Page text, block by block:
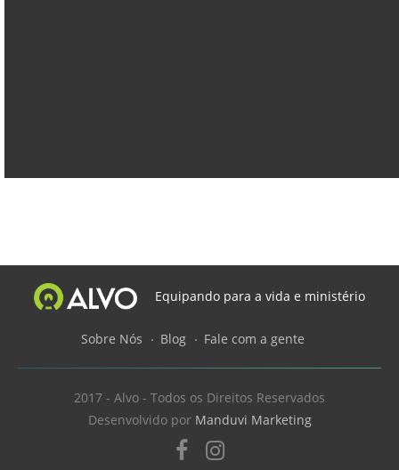
Equipando para a vida e ministério
Sobre Nós Blog Fale com a gente
2017 - Alvo - Todos os Direitos Reservados
Desenvolvido por Manduvi Marketing